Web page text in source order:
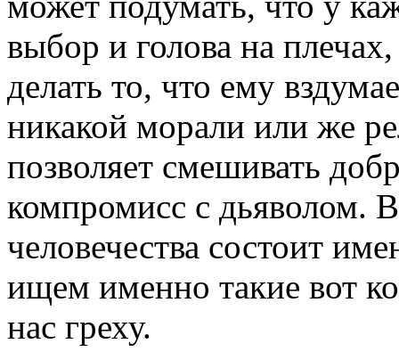
выбор и голова на
делать то, что ему
никакой морали или же
позволяет смешивать
компромисс с дьяволом.
человечества состоит
ищем именно такие вот
нас греху.